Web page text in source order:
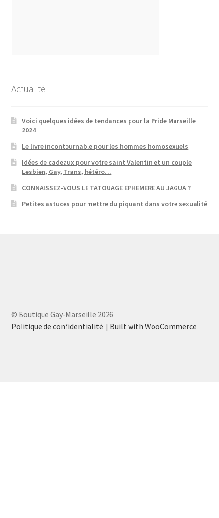
Actualité
Voici quelques idées de tendances pour la Pride Marseille
2024
Le livre incontournable pour les hommes homosexuels
Idées de cadeaux pour votre saint Valentin et un couple
Lesbien, Gay, Trans, hétéro…
CONNAISSEZ-VOUS LE TATOUAGE EPHEMERE AU JAGUA ?
Petites astuces pour mettre du piquant dans votre sexualité
© Boutique Gay-Marseille 2026
Politique de confidentialité
Built with WooCommerce.